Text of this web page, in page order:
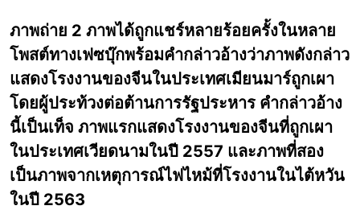
ภาพถ่าย 2 ภาพได้ถูกแชร์หลายร้อยครั้งในหลาย
โพสต์ทางเฟซบุ๊กพร้อมคำกล่าวอ้างว่าภาพดังกล่าว
แสดงโรงงานของจีนในประเทศเมียนมาร์ถูกเผา
โดยผู้ประท้วงต่อต้านการรัฐประหาร คำกล่าวอ้าง
นี้เป็นเท็จ ภาพแรกแสดงโรงงานของจีนที่ถูกเผา
ในประเทศเวียดนามในปี 2557 และภาพที่สอง
เป็นภาพจากเหตุการณ์ไฟไหม้ที่โรงงานในไต้หวัน
ในปี 2563